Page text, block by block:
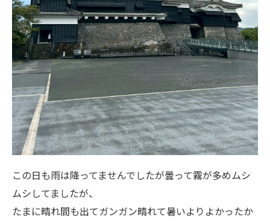
この日も雨は降ってませんでしたが曇って霧が多めムシ
ムシしてましたが、
たまに晴れ間も出てガンガン晴れて暑いよりよかったか